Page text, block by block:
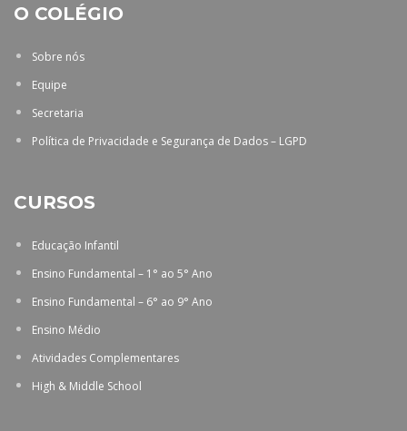
O COLÉGIO
Sobre nós
Equipe
Secretaria
Política de Privacidade e Segurança de Dados – LGPD
CURSOS
Educação Infantil
Ensino Fundamental – 1° ao 5° Ano
Ensino Fundamental – 6° ao 9° Ano
Ensino Médio
Atividades Complementares
High & Middle School